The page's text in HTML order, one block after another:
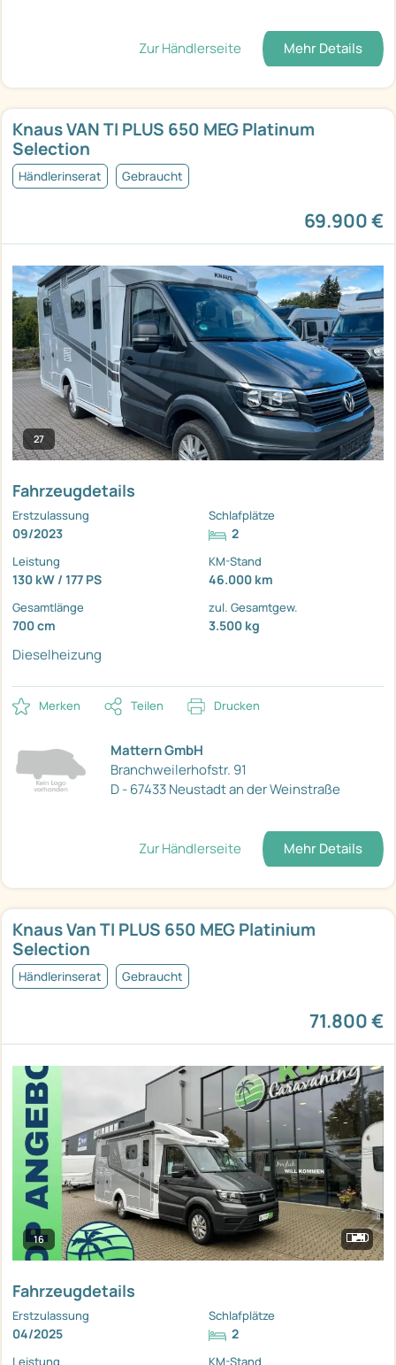
Zur Händlerseite Mehr Details
Knaus VAN TI PLUS 650 MEG Platinum
Selection
Händlerinserat Gebraucht
69.900 €
27
Fahrzeugdetails
Erstzulassung
09/2023
Schlafplätze
2
Leistung
130 kW / 177 PS
KM-Stand
46.000 km
Gesamtlänge
700 cm
zul. Gesamtgew.
3.500 kg
Dieselheizung
Merken Teilen Drucken
Mattern GmbH
Branchweilerhofstr. 91
D - 67433 Neustadt an der Weinstraße
Zur Händlerseite Mehr Details
Knaus Van TI PLUS 650 MEG Platinium
Selection
Händlerinserat Gebraucht
71.800 €
16
Fahrzeugdetails
Erstzulassung
04/2025
Schlafplätze
2
Leistung KM-Stand